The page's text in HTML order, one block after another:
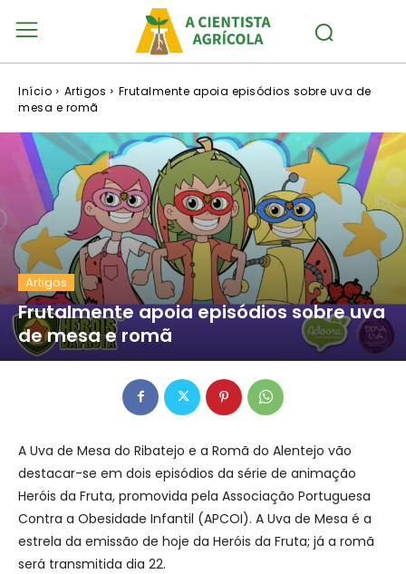
Início Artigos
Frutalmente apoia episódios sobre uva de
mesa e romã
Artigos
Frutalmente apoia episódios sobre uva
de mesa e romã
A Uva de Mesa do Ribatejo e a Romã do Alentejo vão
destacar-se em dois episódios da série de animação
Heróis da Fruta, promovida pela Associação Portuguesa
Contra a Obesidade Infantil (APCOI). A Uva de Mesa é a
estrela da emissão de hoje da Heróis da Fruta; já a romã
será transmitida dia 22.